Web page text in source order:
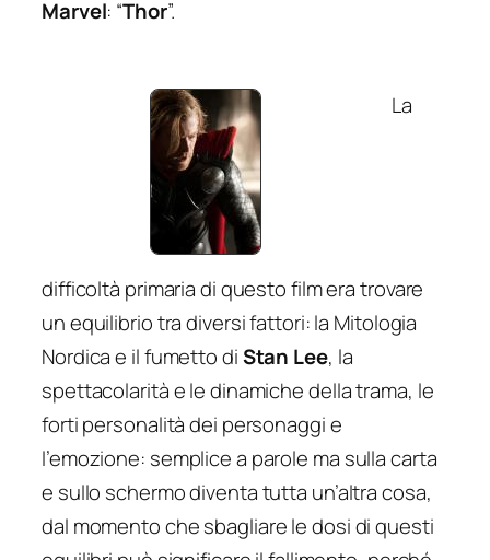
Marvel: “Thor”.
La
difficoltà primaria di questo film era trovare
un equilibrio tra diversi fattori: la Mitologia
Nordica e il fumetto diStan Lee, la
spettacolarità e le dinamiche della trama, le
forti personalità dei personaggi e
l’emozione: semplice a parole ma sulla carta
e sullo schermo diventa tutta un’altra cosa,
dal momento che sbagliare le dosi di questi